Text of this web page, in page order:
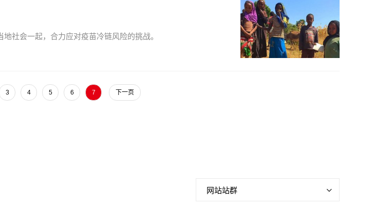
社会一起，合力应对疫苗冷链风险的挑战。
3 4 5 6 7 下一页
网站站群